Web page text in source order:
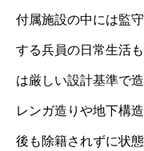
付属施設の中には監
する兵員の日常生活
は厳しい設計基準で
レンガ造りや地下構
後も除籍されずに状